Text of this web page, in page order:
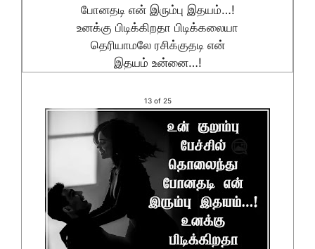
போனதடி என் இரும்பு இதயம்…!
உனக்கு பிடிக்கிறதா பிடிக்கலையா
தெரியாமலே ரசிக்குதடி என்
இதயம் உன்னை…!
13 of 25